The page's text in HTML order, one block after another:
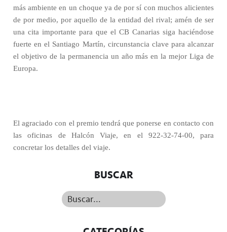
más ambiente en un choque ya de por sí con muchos alicientes
de por medio, por aquello de la entidad del rival; amén de ser
una cita importante para que el CB Canarias siga haciéndose
fuerte en el Santiago Martín, circunstancia clave para alcanzar
el objetivo de la permanencia un año más en la mejor Liga de
Europa.
El agraciado con el premio tendrá que ponerse en contacto con
las oficinas de Halcón Viaje, en el 922-32-74-00, para
concretar los detalles del viaje.
BUSCAR
Buscar...